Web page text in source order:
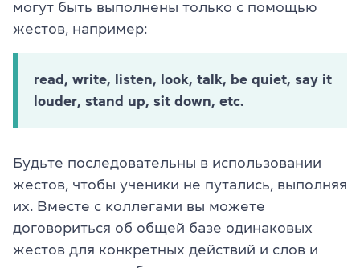
могут быть выполнены только с помощью
жестов, например:
read, write, listen, look, talk, be quiet, say it
louder, stand up, sit down, etc.
Будьте последовательны в использовании
жестов, чтобы ученики не путались, выполняя
их. Вместе с коллегами вы можете
договориться об общей базе одинаковых
жестов для конкретных действий и слов и